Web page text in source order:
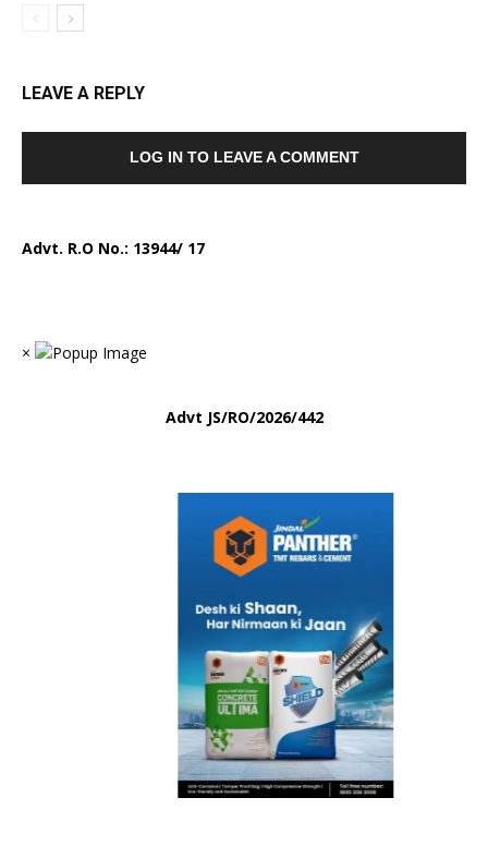
LEAVE A REPLY
LOG IN TO LEAVE A COMMENT
Advt. R.O No.: 13944/ 17
×
Advt JS/RO/2026/442